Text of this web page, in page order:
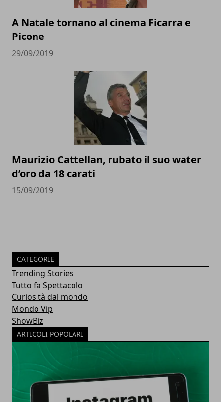
A Natale tornano al cinema Ficarra e
Picone
29/09/2019
Maurizio Cattellan, rubato il suo water
d’oro da 18 carati
15/09/2019
CATEGORIE
Trending Stories
Tutto fa Spettacolo
Curiosità dal mondo
Mondo Vip
ShowBiz
ARTICOLI POPOLARI